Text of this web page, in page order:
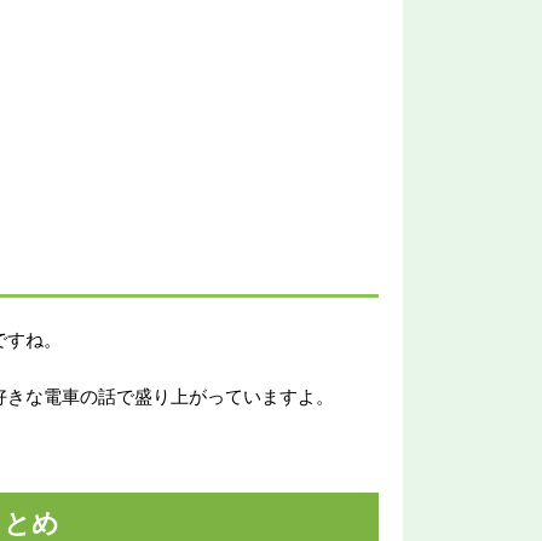
ね。
な電車の話で盛り上がっていますよ。
め